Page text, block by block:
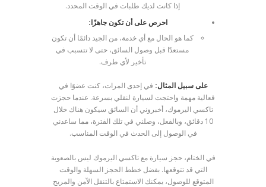
إذا كانت لديك طلبات في الوقت المحدد.
احرص على أن تكون جاهزًا:
كما هو الحال مع أي خدمة، من الجيد دائمًا أن تكون
مستعدًا قبل وصول السائق، حتى لا تتسبب في
تأخير لأي طرف.
على سبيل المثال: في إحدى المرات، كنت عضوًا في
فعالية مهمة واحتجت لسيارة لنقلي بسرعة. عندما حجزت
تاكسي اليرموك، أخبروني أن السائق سيكون هناك خلال
10 دقائق، وبالفعل، وصلني في تلك الفترة، مما ساعدني
في الوصول إلى الحدث في الوقت المناسب.
في الختام، حجز سيارة مع تاكسي اليرموك ليس بالصعوبة
التي قد تتوقعها. بفضل خطط الحجز السهلة والوقت
المتوقع للوصول، يمكنك الاستمتاع بالتنقل الآمن والمريح